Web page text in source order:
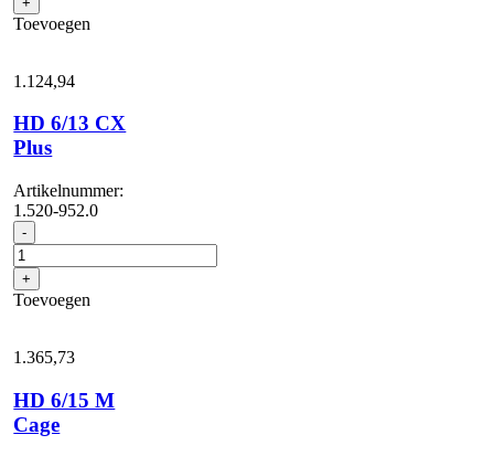
Plus
+
Classic
aantal
Toevoegen
1.124,94
HD 6/13 CX
Plus
Artikelnummer:
1.520-952.0
- HD
6/13
CX
Plus
aantal
+
Toevoegen
1.365,73
HD 6/15 M
Cage